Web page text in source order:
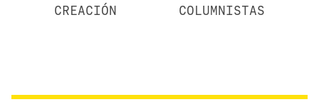
CREACIÓN COLUMNISTAS